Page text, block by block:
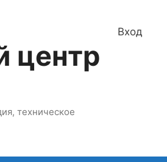
Вход
центр
техническое